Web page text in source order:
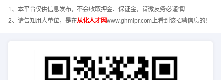
1、本平台仅供信息发布，不会收取押金、保证金，请微友务必谨慎！
2、请告知用人单位，是在从化人才网www.ghmipr.com上看到该招聘信息的！